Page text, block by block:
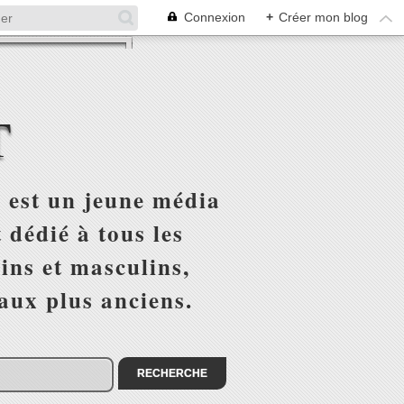
Connexion + Créer mon blog
un jeune média
à tous les
et masculins,
plus anciens.